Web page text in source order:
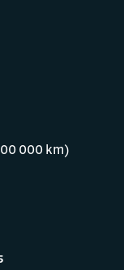
000 km)